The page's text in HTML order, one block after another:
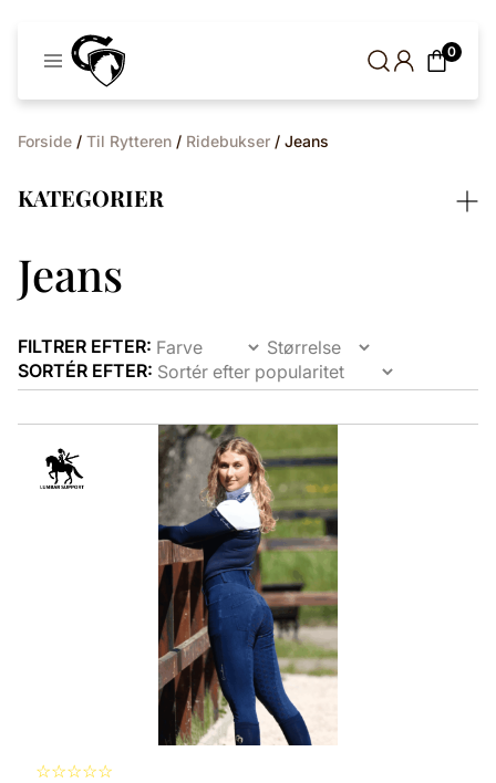
0
Forside / Til Rytteren / Ridebukser / Jeans
KATEGORIER
Jeans
FILTRER EFTER:
SORTÉR EFTER:
☆☆☆☆☆
vare
har
flere